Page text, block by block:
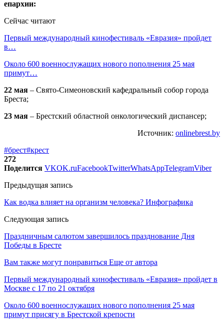
епархии:
Сейчас читают
Первый международный кинофестиваль «Евразия» пройдет
в…
Около 600 военнослужащих нового пополнения 25 мая
примут…
22 мая – Свято-Симеоновский кафедральный собор города
Бреста;
23 мая – Брестский областной онкологический диспансер;
Источник: onlinebrest.by
#брест#крест
272
Поделится VKOK.ruFacebookTwitterWhatsAppTelegramViber
Предыдущая запись
Как водка влияет на организм человека? Инфографика
Следующая запись
Праздничным салютом завершилось празднование Дня
Победы в Бресте
Вам также могут понравиться Еще от автора
Первый международный кинофестиваль «Евразия» пройдет в
Москве с 17 по 21 октября
Около 600 военнослужащих нового пополнения 25 мая
примут присягу в Брестской крепости